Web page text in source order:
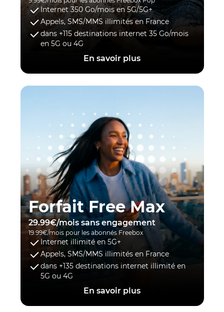
Internet 350 Go/mois en 5G/5G+
Appels, SMS/MMS illimités en France
dans +115 destinations internet 35 Go/mois
en 5G ou 4G
En savoir plus
Forfait Free Max
29.99€/mois sans engagement
19.99€/mois pour les abonnés Freebox
Internet illimité en 5G+
Appels, SMS/MMS illimités en France
dans +135 destinations internet illimité en
5G ou 4G
En savoir plus